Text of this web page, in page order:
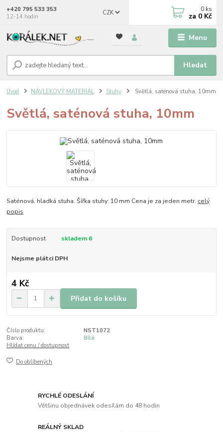
Menu
CZK
Hledat
+420 795 533 353
12-14 hodin
0 ks
za 0 Kč
Úvod NÁVLEKOVÝ MATERIÁL Stuhy Světlá, saténová stuha, 10mm
Světlá, saténová stuha, 10mm
Saténová, hladká stuha. Šířka stuhy: 10 mm Cena je za jeden metr. celý
popis
Dostupnost skladem 6
Nejsme plátci DPH
4 Kč
Přidat do košíku
Číslo produktu:
NST1072
Barva:
Bílá
Hlídat cenu / dostupnost
Do oblíbených
RYCHLÉ ODESLÁNÍ
Většinu objednávek odesílám do 48 hodin
REÁLNÝ SKLAD